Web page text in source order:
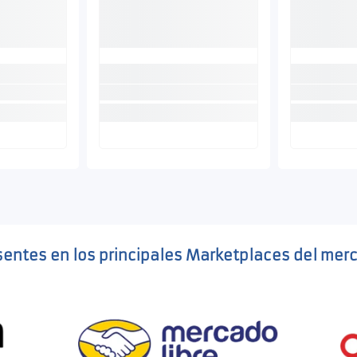
en los principales Marketplaces del